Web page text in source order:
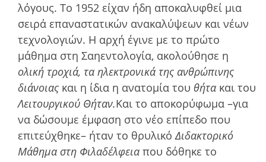
λόγους. Το 1952 είχαν ήδη αποκαλυφθεί µια
σειρά επαναστατικών ανακαλύψεων και νέων
τεχνολογιών. Η αρχή έγινε µε το πρώτο
µάθηµα στη Σαηεντολογία, ακολούθησε η
ολική τροχιά, τα ηλεκτρονικά της ανθρώπινης
διάνοιας και η ίδια η ανατοµία του θήτα και του
Λειτουργικού Θήταν.Και το αποκορύφωµα –για
να δώσουµε έµφαση στο νέο επίπεδο που
επιτεύχθηκε– ήταν το θρυλικόΔιδακτορικό
Μάθηµα στη Φιλαδέλφεια που δόθηκε το